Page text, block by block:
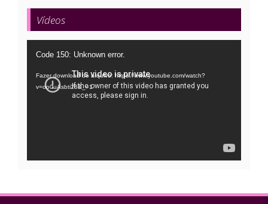
Vídeos
Tocador
vídeo
Code 150: Unknown error.
Fazer download do arquivo: https://www.youtube.com/watch?
v=oo0uAsbti28&_=1